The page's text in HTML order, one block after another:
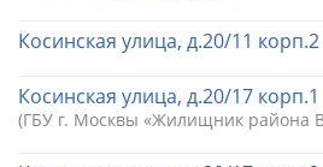
Косинская улица, д.20/11 корп.2
Косинская улица, д.20/17 корп.1
(ГБУ г. Москвы «Жилищник района